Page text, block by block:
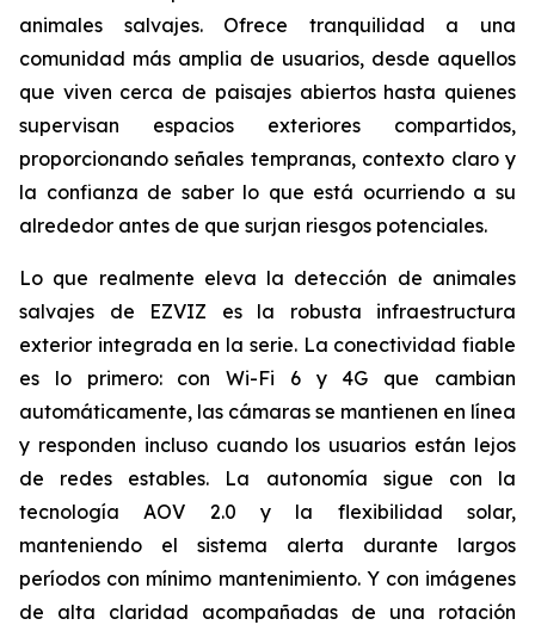
animales salvajes. Ofrece tranquilidad a una
comunidad más amplia de usuarios, desde aquellos
que viven cerca de paisajes abiertos hasta quienes
supervisan espacios exteriores compartidos,
proporcionando señales tempranas, contexto claro y
la confianza de saber lo que está ocurriendo a su
alrededor antes de que surjan riesgos potenciales.
Lo que realmente eleva la detección de animales
salvajes de EZVIZ es la robusta infraestructura
exterior integrada en la serie. La conectividad fiable
es lo primero: con Wi-Fi 6 y 4G que cambian
automáticamente, las cámaras se mantienen en línea
y responden incluso cuando los usuarios están lejos
de redes estables. La autonomía sigue con la
tecnología AOV 2.0 y la flexibilidad solar,
manteniendo el sistema alerta durante largos
períodos con mínimo mantenimiento. Y con imágenes
de alta claridad acompañadas de una rotación